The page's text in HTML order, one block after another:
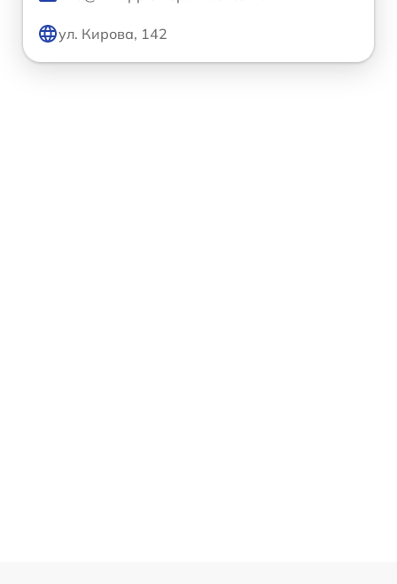
ул. Кирова, 142